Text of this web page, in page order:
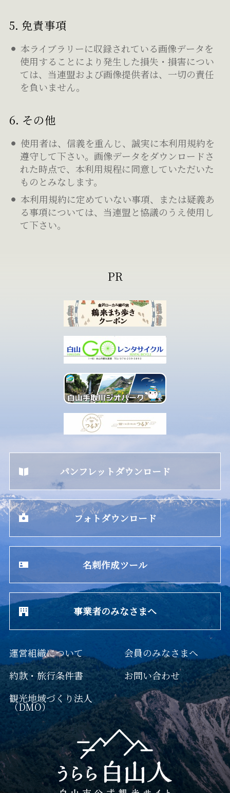
5. 免責事項
本ライブラリーに収録されている画像データを
使用することにより発生した損失・損害につい
ては、当連盟および画像提供者は、一切の責任
を負いません。
6. その他
使用者は、信義を重んじ、誠実に本利用規約を
遵守して下さい。画像データをダウンロードさ
れた時点で、本利用規程に同意していただいた
ものとみなします。
本利用規約に定めていない事項、または疑義あ
る事項については、当連盟と協議のうえ使用し
て下さい。
パンフレットダウンロード
フォトダウンロード
名刺作成ツール
事業者のみなさまへ
運営組織について
約款・旅行条件書
観光地域づくり法人
（DMO）
会員のみなさまへ
お問い合わせ